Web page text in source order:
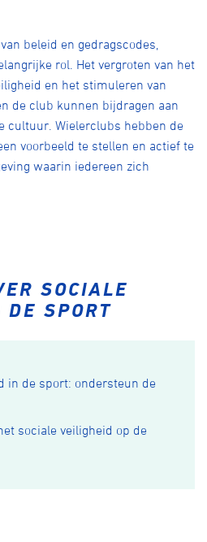
beleid en gedragscodes,
rol. Het vergroten van het
en het stimuleren van
de club kunnen bijdragen aan
cultuur. Wielerclubs hebben de
voorbeeld te stellen en actief te
waarin iedereen zich
SOCIALE
SPORT
in de sport: ondersteun de
sociale veiligheid op de